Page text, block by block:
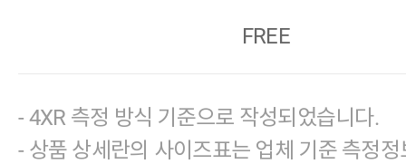
FREE
- 4XR 측정 방식 기준으로 작성되었습니다.
- 상품 상세란의 사이즈표는 업체 기준 측정정